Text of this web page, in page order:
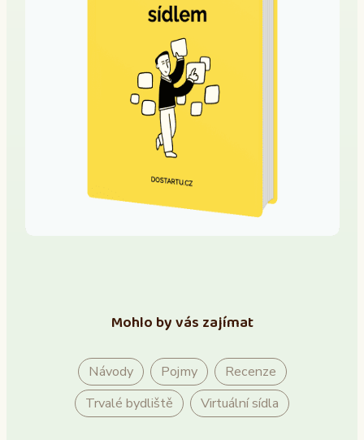
Mohlo by vás zajímat
Návody Pojmy
Recenze
Trvalé bydliště
Virtuální sídla